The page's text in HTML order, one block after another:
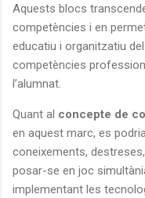
Aquests blocs
competències i en
educatiu i organitzatiu
competències
l’alumnat.
Quant al concepte de
en aquest marc, es
coneixements,
posar-se en joc
implementant les